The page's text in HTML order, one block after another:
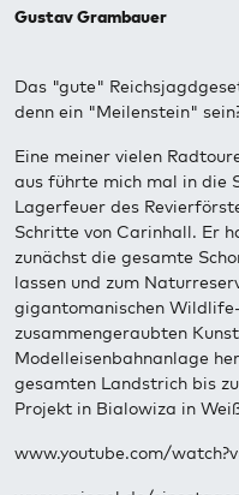
Gustav Grambauer
Das "gute"
denn ein "Meilenstein"
Eine meiner vielen
aus führte mich mal in die
Lagerfeuer des
Schritte von Carinhall. Er
zunächst die gesamte
lassen und zum
gigantomanischen
zusammengeraubten
Modelleisenbahnanlage
gesamten Landstrich bis
Projekt in Bialowiza in
www.youtube.com/